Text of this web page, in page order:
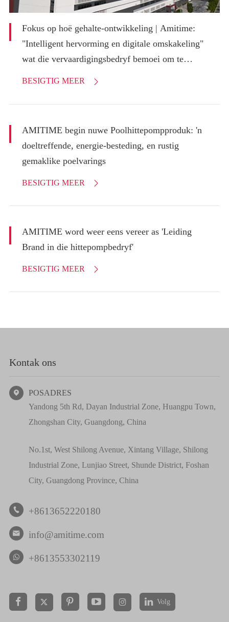
Fokus op hoë gehalte-ontwikkeling | Amitime:
"Intelligent hervorming en digitale omskakeling"
wat die vervaardigingsbedryf bemoei om te
BESIGTIG MEER 
AMITIME begin nuwe Poolhittepompproduk: 'n
doeltreffende, energie-besteding, en rustig
gemaklike poelvarings
BESIGTIG MEER 
AMITIME word weer eens vereer as 'Leiding
Brand in die hittepompbedryf'
BESIGTIG MEER 
Kontak ons

POSADRES
Yandong 5th Rd, Dayan Industrial Zone, Huangpu Town,
Zhongshan City, Guangdong, China
No.1st, West Shilong Avenue, Xintang Village, Shilong
Industrial Zone, Lunjiao Street, Shunde District, Foshan
City, Guangdong Province, China
 +8613652220180
 info@amitime.com
+8613553302119
  Volg